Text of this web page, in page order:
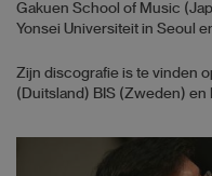
Gakuen School of Music
Yonsei Universiteit in Seoul
Zijn discografie is te vinden
(Duitsland) BIS (Zweden) en